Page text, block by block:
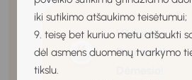
iki sutikimo atšaukimo teisėtumui;
9. teisę bet kuriuo metu atšaukti
dėl asmens duomenų tvarkymo
tikslu.
Užduotis:
Pasiruošt!